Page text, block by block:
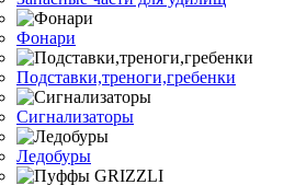
Фонари
Подставки,треноги,гребенки
Сигнализаторы
Ледобуры